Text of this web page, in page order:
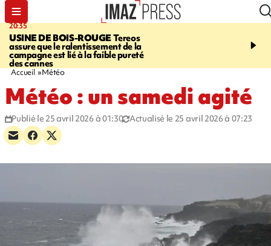
20:35
USINE DE BOIS-ROUGETereos
assure que le ralentissement de la
campagne est lié à la faible pureté
des cannes
05:30
téléphérique Papang à
Accueil Météo
Météo : un samedi agité
Publié le 25 avril 2026 à 01:30 Actualisé le 25 avril 2026 à 07:23